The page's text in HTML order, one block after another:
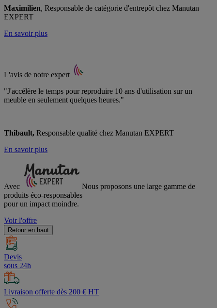
Maximilien, Responsable de catégorie d'entrepôt chez Manutan
EXPERT
En savoir plus
L'avis de notre expert
"J'accélère le temps pour reproduire 10 ans d'utilisation sur un
meuble en seulement quelques heures."
Thibault, Responsable qualité chez Manutan EXPERT
En savoir plus
Avec
Nous proposons une large gamme de
produits éco-responsables
pour un impact moindre.
Voir l'offre
Retour en haut
Devis
sous 24h
Livraison offerte dès 200 € HT